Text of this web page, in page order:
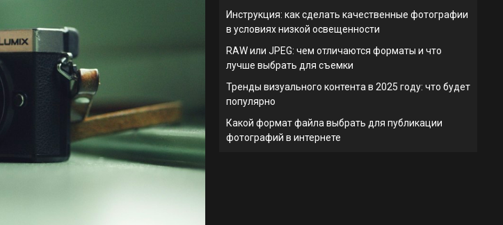
Инструкция: как сделать качественные фотографии
в условиях низкой освещенности
RAW или JPEG: чем отличаются форматы и что
лучше выбрать для съемки
Тренды визуального контента в 2025 году: что будет
популярно
Какой формат файла выбрать для публикации
фотографий в интернете